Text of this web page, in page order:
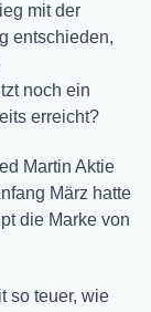
mit der
entschieden,
noch ein
erreicht?
Martin Aktie
März hatte
die Marke von
so teuer, wie